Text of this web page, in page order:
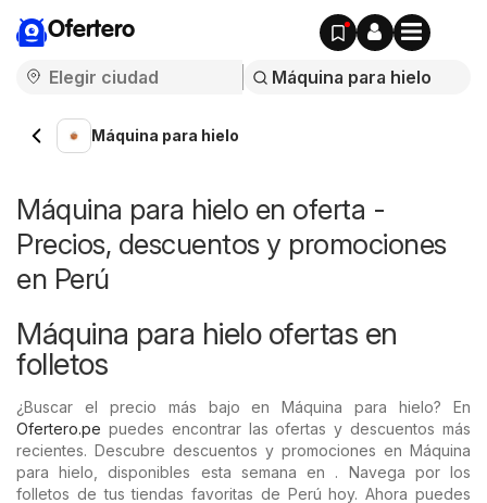
Ofertero
Máquina para hielo
Máquina para hielo en oferta -
Precios, descuentos y promociones
en Perú
Máquina para hielo ofertas en
folletos
¿Buscar el precio más bajo en Máquina para hielo? En
Ofertero.pe puedes encontrar las ofertas y descuentos más
recientes. Descubre descuentos y promociones en Máquina
para hielo, disponibles esta semana en . Navega por los
folletos de tus tiendas favoritas de Perú hoy. Ahora puedes